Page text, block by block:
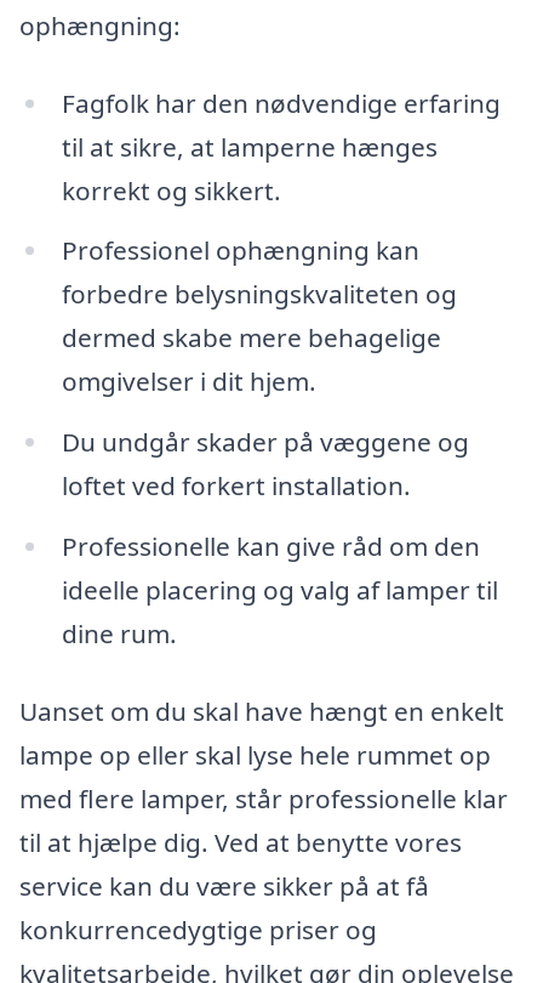
ophængning:
Fagfolk har den nødvendige erfaring
til at sikre, at lamperne hænges
korrekt og sikkert.
Professionel ophængning kan
forbedre belysningskvaliteten og
dermed skabe mere behagelige
omgivelser i dit hjem.
Du undgår skader på væggene og
loftet ved forkert installation.
Professionelle kan give råd om den
ideelle placering og valg af lamper til
dine rum.
Uanset om du skal have hængt en enkelt
lampe op eller skal lyse hele rummet op
med flere lamper, står professionelle klar
til at hjælpe dig. Ved at benytte vores
service kan du være sikker på at få
konkurrencedygtige priser og
kvalitetsarbejde, hvilket gør din oplevelse